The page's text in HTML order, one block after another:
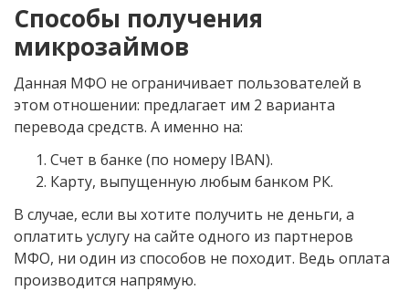
Способы получения
микрозаймов
Данная МФО не ограничивает пользователей в
этом отношении: предлагает им 2 варианта
перевода средств. А именно на:
Счет в банке (по номеру IBAN).
Карту, выпущенную любым банком РК.
В случае, если вы хотите получить не деньги, а
оплатить услугу на сайте одного из партнеров
МФО, ни один из способов не походит. Ведь оплата
производится напрямую.